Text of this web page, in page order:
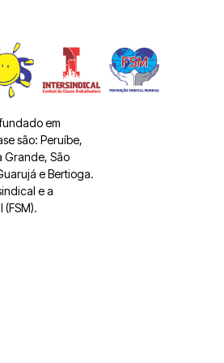
em
são: Peruíbe,
Grande, São
e Bertioga.
e a